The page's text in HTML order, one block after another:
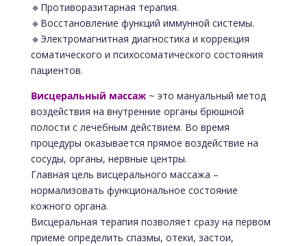
🔹Противоразитарная терапия.
🔹Восстановление функций иммунной системы.
🔹Электромагнитная диагностика и коррекция
соматического и психосоматического состояния
пациентов.
Висцеральный массаж~ это мануальный метод
воздействия на внутренние органы брюшной
полости с лечебным действием. Во время
процедуры оказывается прямое воздействие на
сосуды, органы, нервные центры.
Главная цель висцерального массажа –
нормализовать функциональное состояние
кожного органа.
Висцеральная терапия позволяет сразу на первом
приеме определить спазмы, отеки, застои,